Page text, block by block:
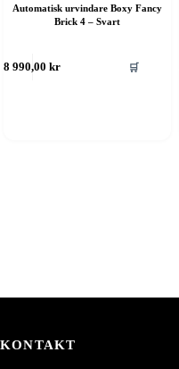
Automatisk urvindare Boxy Fancy
Brick 4 – Svart
8 990,00kr 🛒
KONTAKT